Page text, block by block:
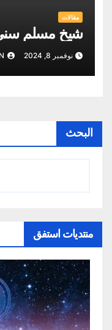
مقالات
شيخ مسلم
نوفمبر 8, 2024
البحث
منتديات استفق